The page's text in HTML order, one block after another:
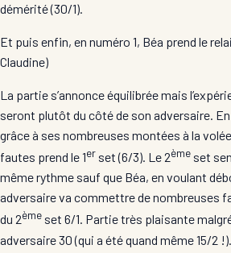
démérité (30/1).
Et puis enfin, en numéro 1, Béa prend le
Claudine)
La partie s’annonce équilibrée mais
seront plutôt du côté de son adversaire.
grâce à ses nombreuses montées à la
fautes prend le 1er set (6/3). Le 2ème set
même rythme sauf que Béa, en voulant
adversaire va commettre de nombreuses
du 2ème set 6/1. Partie très plaisante
adversaire 30 (qui a été quand même 15/2 !).